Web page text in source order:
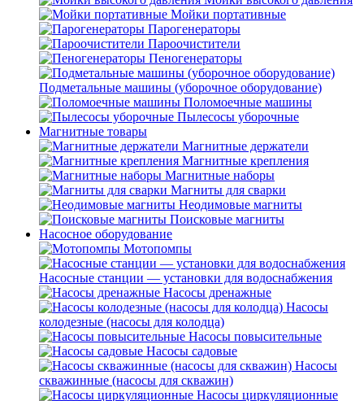
Мойки портативные
Парогенераторы
Пароочистители
Пеногенераторы
Подметальные машины (уборочное оборудование)
Поломоечные машины
Пылесосы уборочные
Магнитные товары
Магнитные держатели
Магнитные крепления
Магнитные наборы
Магниты для сварки
Неодимовые магниты
Поисковые магниты
Насосное оборудование
Мотопомпы
Насосные станции — установки для водоснабжения
Насосы дренажные
Насосы
колодезные (насосы для колодца)
Насосы повысительные
Насосы садовые
Насосы
скважинные (насосы для скважин)
Насосы циркуляционные